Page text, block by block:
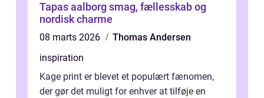
Tapas aalborg smag, fællesskab og
nordisk charme
08 marts 2026
Thomas Andersen
inspiration
Kage print er blevet et populært fænomen,
der gør det muligt for enhver at tilføje en